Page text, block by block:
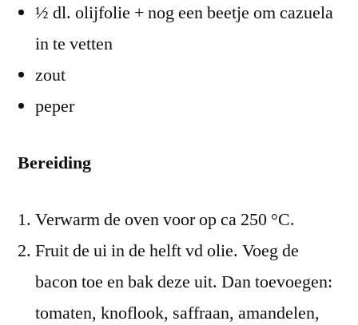
½ dl. olijfolie + nog een beetje om cazuela
in te vetten
zout
peper
Bereiding
Verwarm de oven voor op ca 250 °C.
Fruit de ui in de helft vd olie. Voeg de
bacon toe en bak deze uit. Dan toevoegen:
tomaten, knoflook, saffraan, amandelen,